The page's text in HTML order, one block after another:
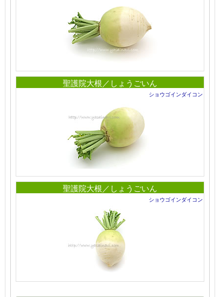
聖護院大根／しょうごいん
ショウゴインダイコン
聖護院大根／しょうごいん
ショウゴインダイコン